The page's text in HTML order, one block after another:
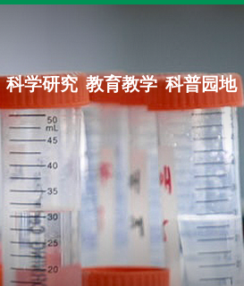
科学研究 教育教学 科普园地